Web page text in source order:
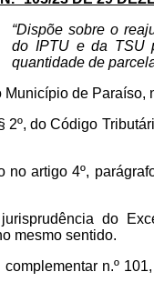
“Dispõe sobre o
do IPTU e da TSU
quantidade de
de
2º, do Código
no artigo 4º,
do
mesmo sentido.
n.º